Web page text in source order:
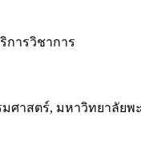
การวิชาการ
ศาสตร์, มหาวิทยาลัยพะ